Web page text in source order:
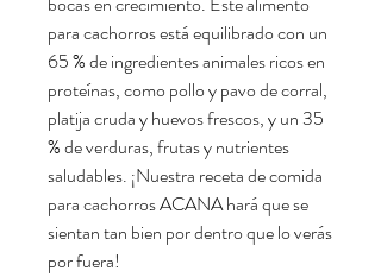
para cachorros está equilibrado con un
65 % de ingredientes animales ricos en
proteínas, como pollo y pavo de corral,
platija cruda y huevos frescos, y un 35
% de verduras, frutas y nutrientes
saludables. ¡Nuestra receta de comida
para cachorros ACANA hará que se
sientan tan bien por dentro que lo verás
por fuera!